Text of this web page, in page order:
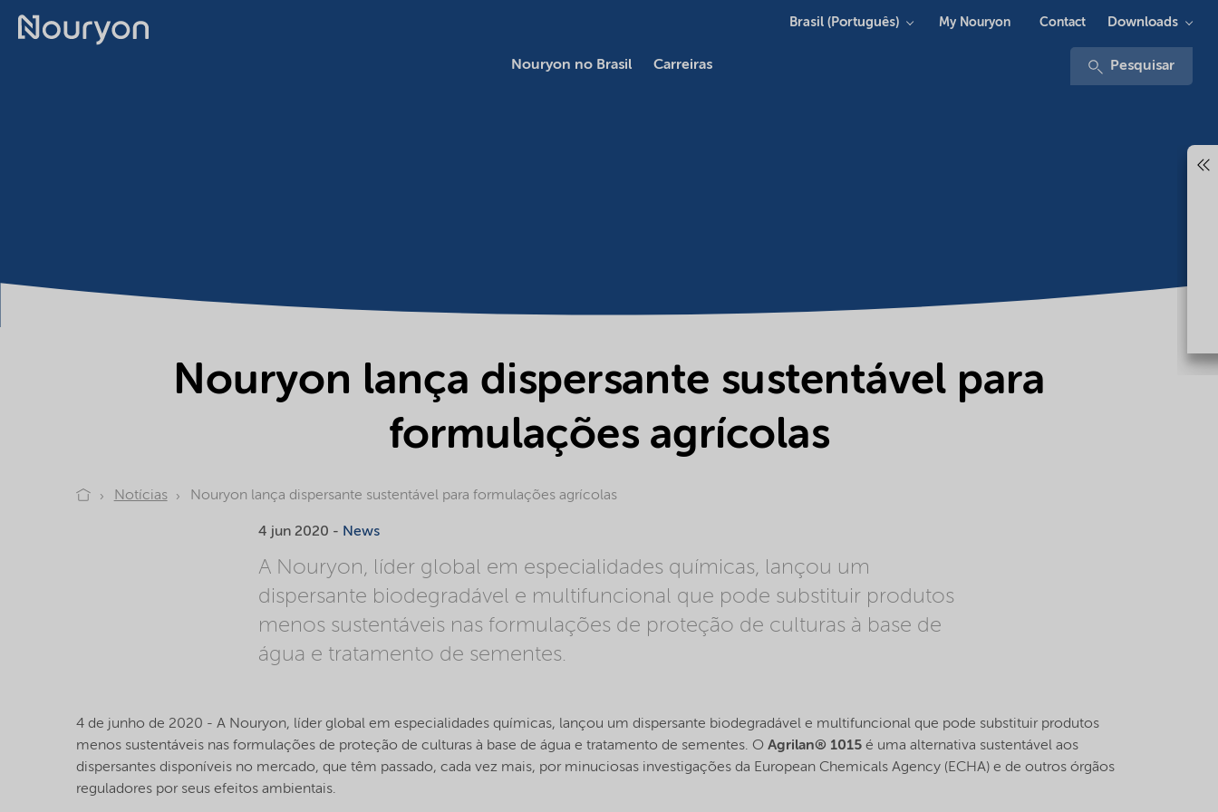
Nouryon no Brasil Carreiras Pesquisar
Brasil (Português) My Nouryon Contact Downloads
Nouryon lança dispersante sustentável para
formulações agrícolas
Notícias Nouryon lança dispersante sustentável para formulações agrícolas
4 jun 2020 - News
A Nouryon, líder global em especialidades químicas, lançou um
dispersante biodegradável e multifuncional que pode substituir produtos
menos sustentáveis nas formulações de proteção de culturas à base de
água e tratamento de sementes.
4 de junho de 2020 - A Nouryon, líder global em especialidades químicas, lançou um dispersante biodegradável e multifuncional que pode substituir produtos
menos sustentáveis nas formulações de proteção de culturas à base de água e tratamento de sementes. O Agrilan® 1015 é uma alternativa sustentável aos
dispersantes disponíveis no mercado, que têm passado, cada vez mais, por minuciosas investigações da European Chemicals Agency (ECHA) e de outros órgãos
reguladores por seus efeitos ambientais.